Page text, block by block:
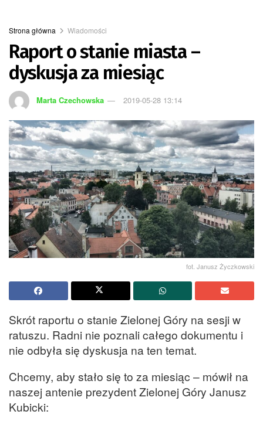
Strona główna Wiadomości
Raport o stanie miasta –
dyskusja za miesiąc
Marta Czechowska 2019-05-28 13:14
fot. Janusz Życzkowski
Skrót raportu o stanie Zielonej Góry na sesji w
ratuszu. Radni nie poznali całego dokumentu i
nie odbyła się dyskusja na ten temat.
Chcemy, aby stało się to za miesiąc – mówił na
naszej antenie prezydent Zielonej Góry Janusz
Kubicki: